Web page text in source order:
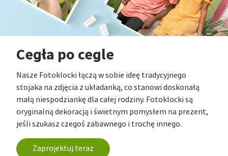
Cegła po cegle
Nasze Fotoklocki łączą w sobie ideę tradycyjnego
stojaka na zdjęcia z układanką, co stanowi doskonałą
małą niespodziankę dla całej rodziny. Fotoklocki są
oryginalną dekoracją i świetnym pomysłem na prezent,
jeśli szukasz czegoś zabawnego i trochę innego.
Zaprojektuj teraz